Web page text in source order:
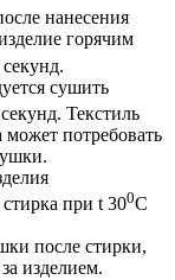
нанесения
горячим
сушить
Текстиль
потребовать
стирка при t 300C
после стирки,
изделием.